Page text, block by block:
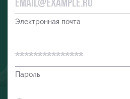
Электронная почта
Пароль